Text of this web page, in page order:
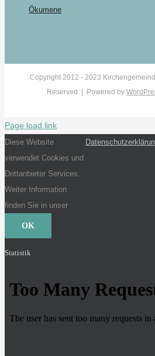
Ökumene
Copyright 2012 - 2023
Reserved | Powered by
Page load link
Diese Website
verwendet Cookies und
Drittanbieter Services.
Weiter Information
finden Sie in unser
OK
Statistik